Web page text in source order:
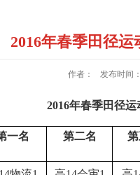
2016年春季田径
作者： 发布时间
2016年春季田径运
一名 第二名